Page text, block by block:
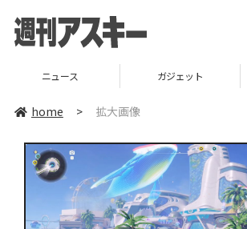
ニュース ガジェット
home > 拡大画像